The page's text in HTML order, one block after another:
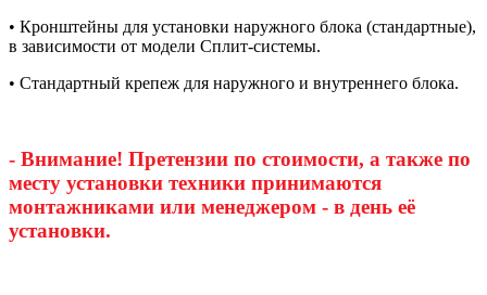
• Кронштейны для установки наружного блока (стандартные),
в зависимости от модели Сплит-системы.
• Стандартный крепеж для наружного и внутреннего блока.
- Внимание! Претензии по стоимости, а также по
месту установки техники принимаются
монтажниками или менеджером - в день её
установки.